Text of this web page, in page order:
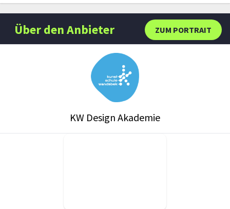
ZUM PORTRAIT
Über den Anbieter
KW Design Akademie